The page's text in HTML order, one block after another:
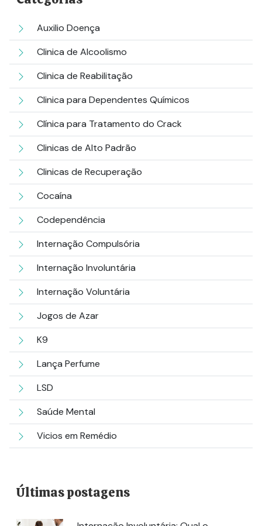
Auxilio Doença
Clinica de Alcoolismo
Clinica de Reabilitação
Clinica para Dependentes Químicos
Clínica para Tratamento do Crack
Clinicas de Alto Padrão
Clinicas de Recuperação
Cocaína
Codependência
Internação Compulsória
Internação Involuntária
Internação Voluntária
Jogos de Azar
K9
Lança Perfume
LSD
Saúde Mental
Vicios em Remédio
Últimas postagens